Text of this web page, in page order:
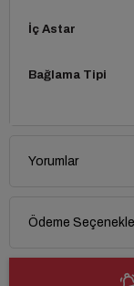
İç Astar
Bağlama Tipi
Yorumlar
Ödeme